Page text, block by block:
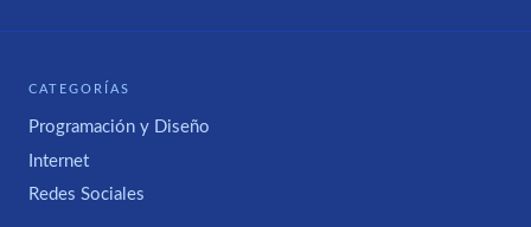
CATEGORÍAS
Programación y Diseño
Internet
Redes Sociales